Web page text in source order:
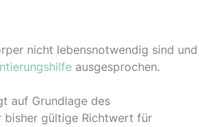
nicht lebensnotwendig sind und
ausgesprochen.
auf Grundlage des
bisher gültige Richtwert für